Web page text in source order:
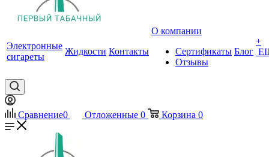
Электронные
сигареты
Жидкости Контакты
О компании
Сертификаты
Отзывы
Блог
+
Сравнение0 Отложенные 0 Корзина 0